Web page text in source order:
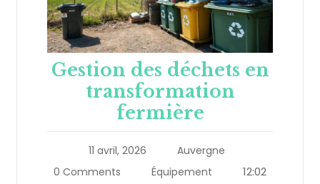
Gestion des déchets en
transformation
fermière
11 avril, 2026
Auvergne
0 Comments
Équipement
12:02